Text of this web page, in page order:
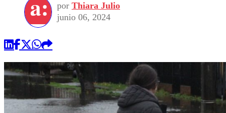
por Thiara Julio
junio 06, 2024